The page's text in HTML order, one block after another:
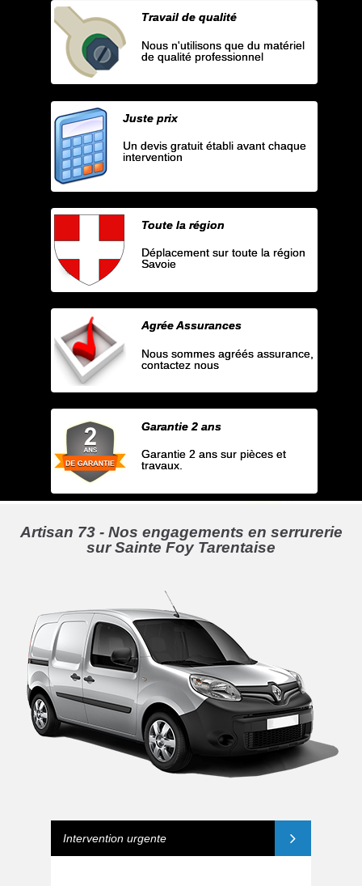
Travail de qualité
Nous n'utilisons que du matériel
de qualité professionnel
Juste prix
Un devis gratuit établi avant chaque
intervention
Toute la région
Déplacement sur toute la région
Savoie
Agrée Assurances
Nous sommes agréés assurance,
contactez nous
Garantie 2 ans
Garantie 2 ans sur pièces et
travaux.
Artisan 73 - Nos engagements en serrurerie
sur Sainte Foy Tarentaise
Intervention urgente